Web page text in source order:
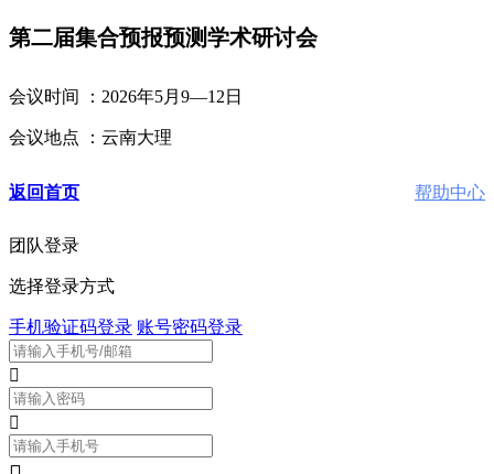
第二届集合预报预测学术研讨会
会议时间 ：2026年5月9—12日
会议地点 ：云南大理
返回首页 帮助中心
团队登录
选择登录方式
手机验证码登录 账号密码登录

